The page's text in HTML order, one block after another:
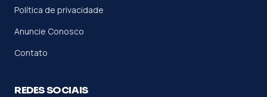
Política de privacidade
Anuncie Conosco
Contato
REDES SOCIAIS